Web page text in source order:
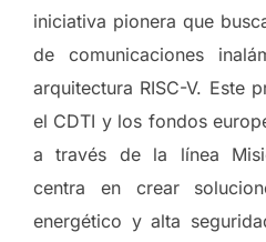
iniciativa pionera que
de comunicaciones
arquitectura RISC-V. Este
el CDTI y los fondos
a través de la línea
centra en crear
energético y alta